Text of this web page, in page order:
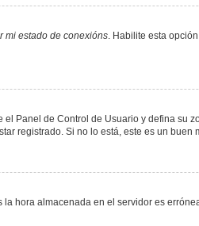
mi estado de conexións. Habilite esta
Panel de Control de Usuario y defina su
registrado. Si no lo está, este es un buen
hora almacenada en el servidor es